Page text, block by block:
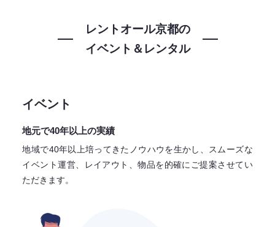
レントオール京都の
イベント＆レンタル
イベント
地元で40年以上の実績
地域で40年以上培ってきたノウハウを生かし、スムーズな
イベント運営、レイアウト、物品を的確にご提案させてい
ただきます。